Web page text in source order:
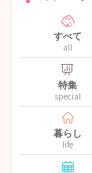
すべて
all
特集
special
暮らし
life